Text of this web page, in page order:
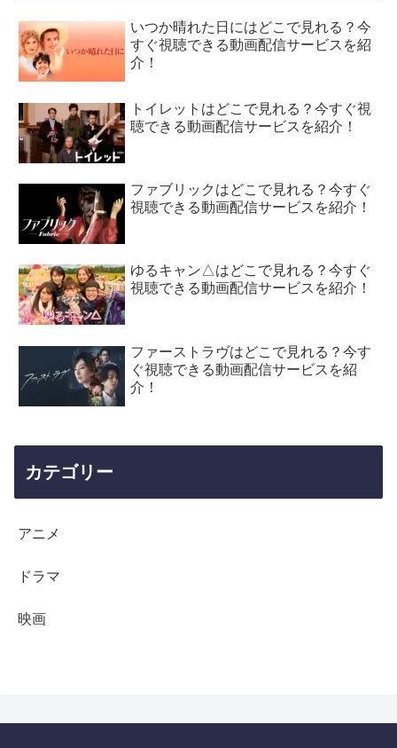
いつか晴れた日にはどこで見れる？今
すぐ視聴できる動画配信サービスを紹
介！
トイレットはどこで見れる？今すぐ視
聴できる動画配信サービスを紹介！
ファブリックはどこで見れる？今すぐ
視聴できる動画配信サービスを紹介！
ゆるキャン△はどこで見れる？今すぐ
視聴できる動画配信サービスを紹介！
ファーストラヴはどこで見れる？今す
ぐ視聴できる動画配信サービスを紹
介！
カテゴリー
アニメ
ドラマ
映画